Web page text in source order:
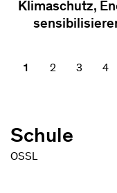
Klimaschutz,
1 2 3 4
Schule
OSSL